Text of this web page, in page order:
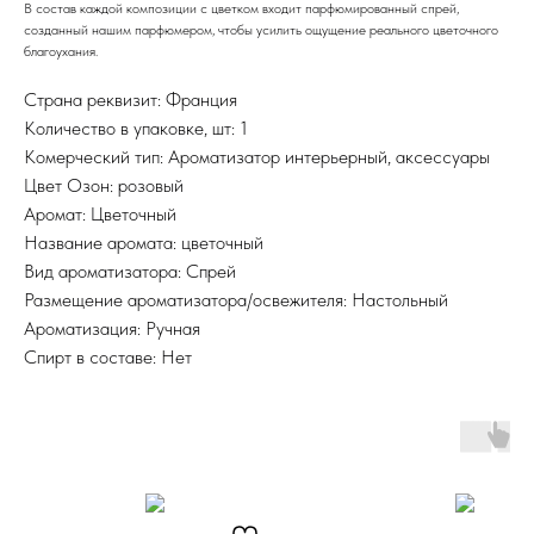
В состав каждой композиции с цветком входит парфюмированный спрей,
созданный нашим парфюмером, чтобы усилить ощущение реального цветочного
благоухания.
Страна реквизит: Франция
Количество в упаковке, шт: 1
Комерческий тип: Ароматизатор интерьерный, аксессуары
Цвет Озон: розовый
Аромат: Цветочный
Название аромата: цветочный
Вид ароматизатора: Спрей
Размещение ароматизатора/освежителя: Настольный
Ароматизация: Ручная
Спирт в составе: Нет